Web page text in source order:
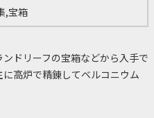
,宝箱
ドリーフの宝箱などから入手で
高炉で精錬してベルコニウム